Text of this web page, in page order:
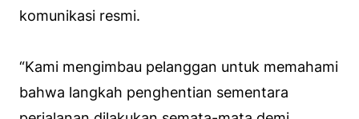
komunikasi resmi.
“Kami mengimbau pelanggan untuk memahami
bahwa langkah penghentian sementara